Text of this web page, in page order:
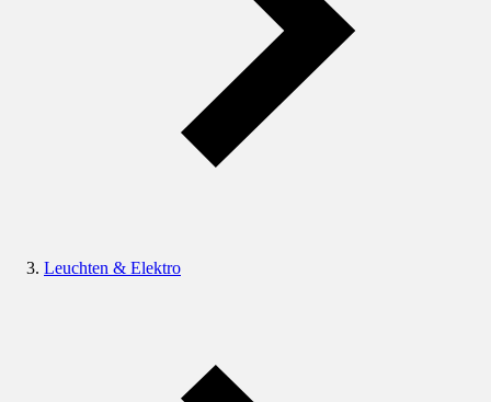
Leuchten & Elektro